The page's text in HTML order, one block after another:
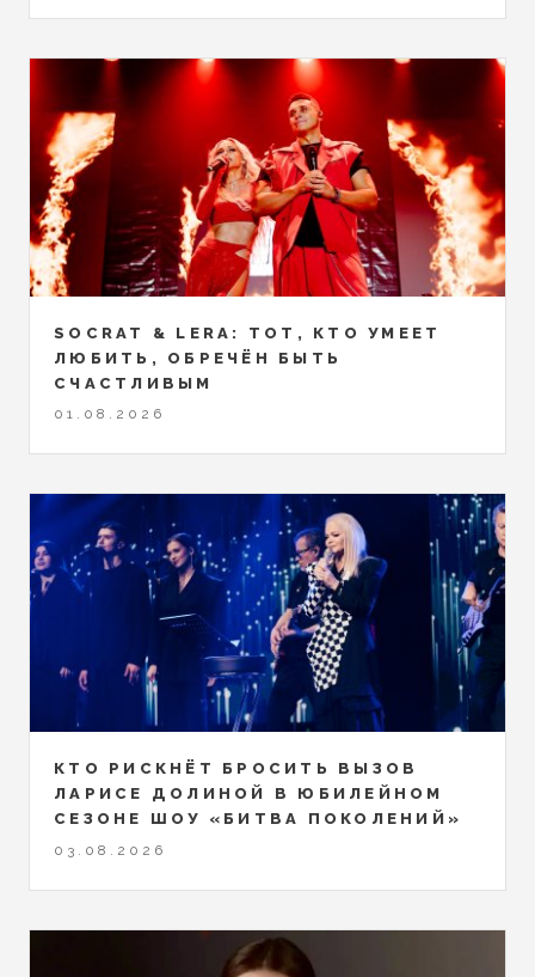
SOCRAT & LERA: ТОТ, КТО УМЕЕТ
ЛЮБИТЬ, ОБРЕЧЁН БЫТЬ
СЧАСТЛИВЫМ
01.08.2026
КТО РИСКНЁТ БРОСИТЬ ВЫЗОВ
ЛАРИСЕ ДОЛИНОЙ В ЮБИЛЕЙНОМ
СЕЗОНЕ ШОУ «БИТВА ПОКОЛЕНИЙ»
03.08.2026